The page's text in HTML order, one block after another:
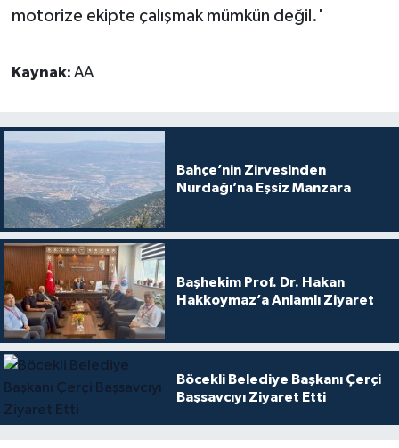
motorize ekipte çalışmak mümkün değil.'
Kaynak: AA
Bahçe’nin Zirvesinden
Nurdağı’na Eşsiz Manzara
Başhekim Prof. Dr. Hakan
Hakkoymaz’a Anlamlı Ziyaret
Böcekli Belediye Başkanı Çerçi
Başsavcıyı Ziyaret Etti